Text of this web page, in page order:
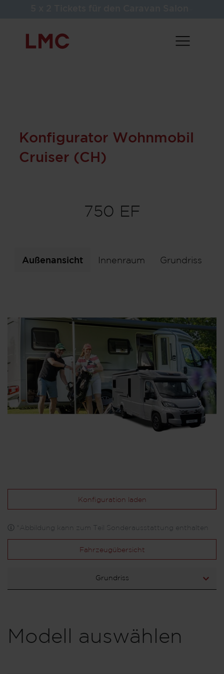
Konfigurator Wohnmobil
Cruiser (CH)
750 EF
Außenansicht Innenraum Grundriss
Konfiguration laden
*Abbildung kann zum Teil Sonderausstattung enthalten
Fahrzeugübersicht
Grundriss
Modell auswählen